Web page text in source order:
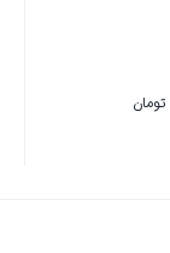
تومان